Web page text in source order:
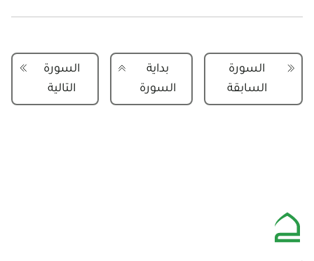
السورة
السابقة
بداية
السورة
السورة
التالية